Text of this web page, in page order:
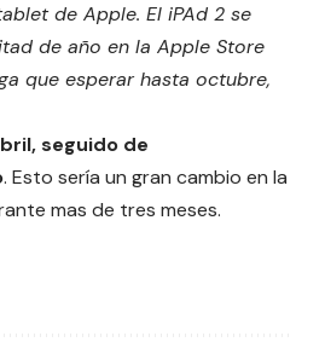
de Apple. El iPAd 2 se
de año en la Apple Store
que esperar hasta octubre,
seguido de
. Esto sería un gran cambio en la
mas de tres meses.